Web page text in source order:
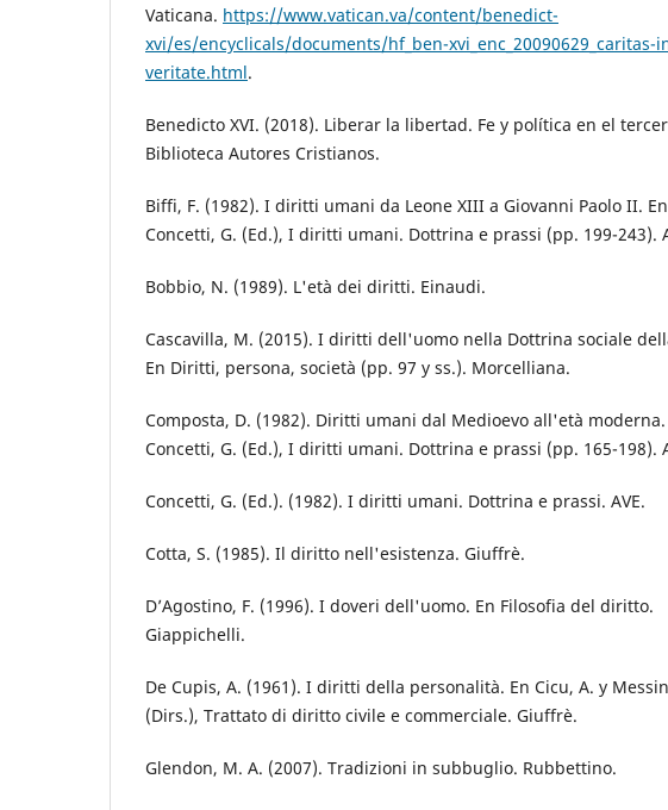
Vaticana. https://www.vatican.va/content/benedict-
xvi/es/encyclicals/documents/hf_ben-xvi_enc_20090629_caritas-
veritate.html.
Benedicto XVI. (2018). Liberar la libertad. Fe y política en el
Biblioteca Autores Cristianos.
Biffi, F. (1982). I diritti umani da Leone XIII a Giovanni Paolo II. En
Concetti, G. (Ed.), I diritti umani. Dottrina e prassi (pp. 199-243).
Bobbio, N. (1989). L'età dei diritti. Einaudi.
Cascavilla, M. (2015). I diritti dell'uomo nella Dottrina sociale
En Diritti, persona, società (pp. 97 y ss.). Morcelliana.
Composta, D. (1982). Diritti umani dal Medioevo all'età moderna.
Concetti, G. (Ed.), I diritti umani. Dottrina e prassi (pp. 165-198).
Concetti, G. (Ed.). (1982). I diritti umani. Dottrina e prassi. AVE.
Cotta, S. (1985). Il diritto nell'esistenza. Giuffrè.
D’Agostino, F. (1996). I doveri dell'uomo. En Filosofia del diritto.
Giappichelli.
De Cupis, A. (1961). I diritti della personalità. En Cicu, A. y
(Dirs.), Trattato di diritto civile e commerciale. Giuffrè.
Glendon, M. A. (2007). Tradizioni in subbuglio. Rubbettino.